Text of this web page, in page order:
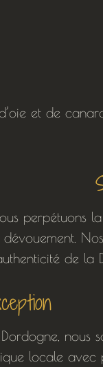
et de
perpétuons
dévouement.
de la
nous
locale avec